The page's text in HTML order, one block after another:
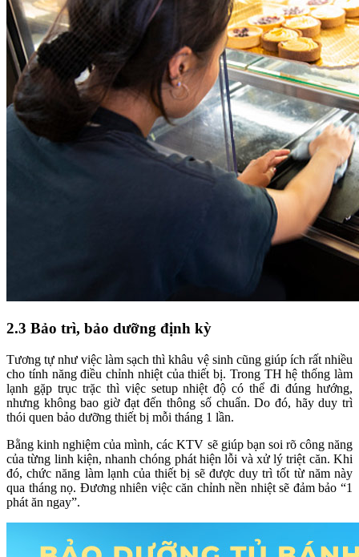
2.3 Bảo trì, bảo dưỡng định kỳ
Tương tự như việc làm sạch thì khâu vệ sinh cũng giúp ích rất nhiều
cho tính năng điều chỉnh nhiệt của thiết bị. Trong TH hệ thống làm
lạnh gặp trục trặc thì việc setup nhiệt độ có thể đi đúng hướng,
nhưng không bao giờ đạt đến thông số chuẩn. Do đó, hãy duy trì
thói quen bảo dưỡng thiết bị mỗi tháng 1 lần.
Bằng kinh nghiệm của mình, các KTV sẽ giúp bạn soi rõ công năng
của từng linh kiện, nhanh chóng phát hiện lỗi và xử lý triệt căn. Khi
đó, chức năng làm lạnh của thiết bị sẽ được duy trì tốt từ năm này
qua tháng nọ. Đương nhiên việc căn chỉnh nền nhiệt sẽ đảm bảo “1
phát ăn ngay”.